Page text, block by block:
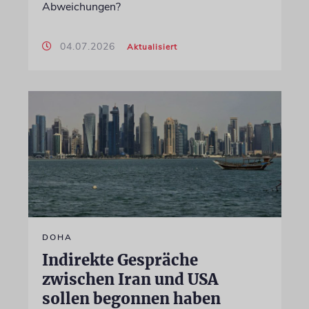
Abweichungen?
04.07.2026 Aktualisiert
DOHA
Indirekte Gespräche
zwischen Iran und USA
sollen begonnen haben